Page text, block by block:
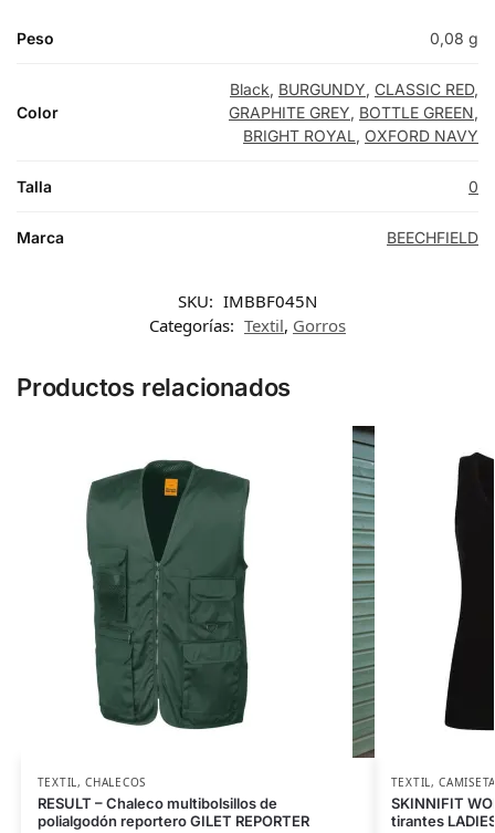
Peso 0,08 g
Color
Black, BURGUNDY, CLASSIC RED,
GRAPHITE GREY, BOTTLE GREEN,
BRIGHT ROYAL, OXFORD NAVY
Talla 0
Marca BEECHFIELD
SKU: IMBBF045N
Categorías: Textil, Gorros
Productos relacionados
TEXTIL,CHALECOS
RESULT – Chaleco multibolsillos de
polialgodón reportero GILET REPORTER
TEXTIL,
SKINNIFIT
tirantes